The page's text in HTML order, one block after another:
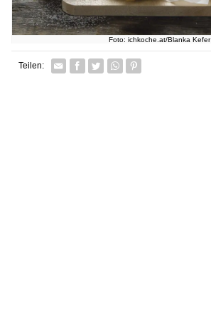
Foto: ichkoche.at/Blanka Kefer
Teilen: Facebook
TwitterWhatsapp senden
Pin it